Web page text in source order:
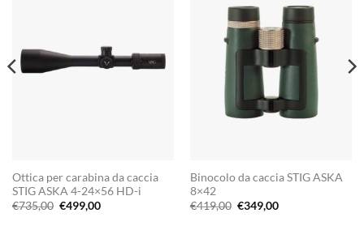
Ottica per carabina da caccia
STIG ASKA 4-24×56 HD-i
€735,00 Il
prezzo
€499,00Il
Binocolo da caccia STIG ASKA
8×42
€419,00 Il
prezzo
€349,00Il